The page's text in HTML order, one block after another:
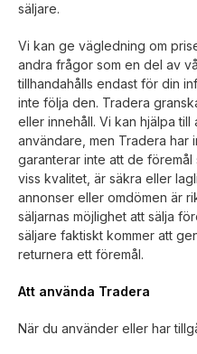
säljare.
Vi kan ge vägledning om
andra frågor som en del av
tillhandahålls endast för din
inte följa den. Tradera
eller innehåll. Vi kan hjälpa till
användare, men Tradera har
garanterar inte att de föremål
viss kvalitet, är säkra eller
annonser eller omdömen är
säljarnas möjlighet att sälja
säljare faktiskt kommer att
returnera ett föremål.
Att använda Tradera
När du använder eller har